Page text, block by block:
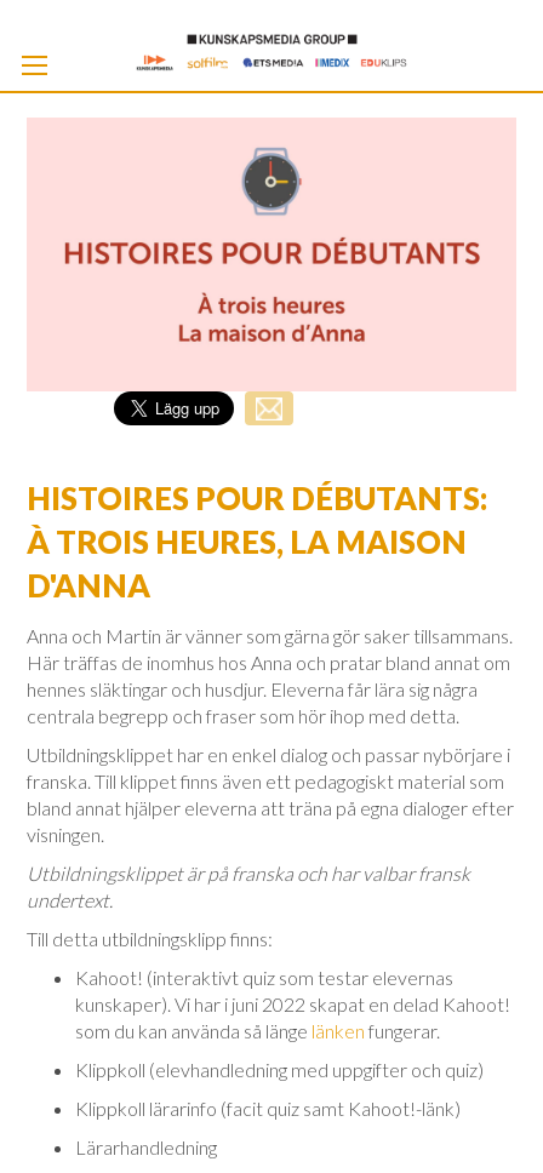
HISTOIRES POUR DÉBUTANTS:
À TROIS HEURES, LA MAISON
D'ANNA
Anna och Martin är vänner som gärna gör saker tillsammans.
Här träffas de inomhus hos Anna och pratar bland annat om
hennes släktingar och husdjur. Eleverna får lära sig några
centrala begrepp och fraser som hör ihop med detta.
Utbildningsklippet har en enkel dialog och passar nybörjare i
franska. Till klippet finns även ett pedagogiskt material som
bland annat hjälper eleverna att träna på egna dialoger efter
visningen.
Utbildningsklippet är på franska och har valbar fransk
undertext.
Till detta utbildningsklipp finns:
Kahoot! (interaktivt quiz som testar elevernas
kunskaper). Vi har i juni 2022 skapat en delad Kahoot!
som du kan använda så länge länken fungerar.
Klippkoll (elevhandledning med uppgifter och quiz)
Klippkoll lärarinfo (facit quiz samt Kahoot!-länk)
Lärarhandledning